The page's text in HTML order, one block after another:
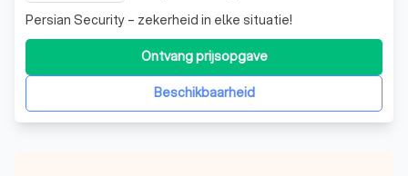
Persian Security – zekerheid in elke situatie!
Beschikbaarheid
Ontvang prijsopgave